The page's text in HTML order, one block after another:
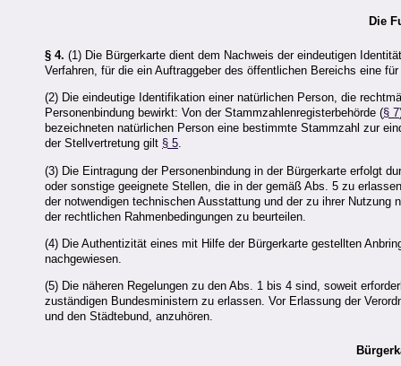
Die
§ 4. (1) Die Bürgerkarte dient dem Nachweis der eindeutigen
Verfahren, für die ein Auftraggeber des öffentlichen Bereichs eine
(2) Die eindeutige Identifikation einer natürlichen Person, die
Personenbindung bewirkt: Von der Stammzahlenregisterbehörde (§ 7
bezeichneten natürlichen Person eine bestimmte Stammzahl zur
der Stellvertretung gilt § 5.
(3) Die Eintragung der Personenbindung in der Bürgerkarte erfolgt
oder sonstige geeignete Stellen, die in der gemäß Abs. 5 zu
der notwendigen technischen Ausstattung und der zu ihrer
der rechtlichen Rahmenbedingungen zu beurteilen.
(4) Die Authentizität eines mit Hilfe der Bürgerkarte gestellten
nachgewiesen.
(5) Die näheren Regelungen zu den Abs. 1 bis 4 sind, soweit
zuständigen Bundesministern zu erlassen. Vor Erlassung der
und den Städtebund, anzuhören.